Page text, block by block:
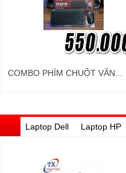
COMBO PHÍM CHUỘT VĂN...
Laptop Dell Laptop HP